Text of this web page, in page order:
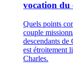
vocation du
Quels points
couple
descendants
est étroitement
Charles.